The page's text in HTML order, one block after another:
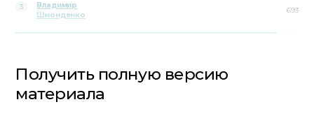
3
Владимир
Шмонденко
693
Получить полную версию
материала